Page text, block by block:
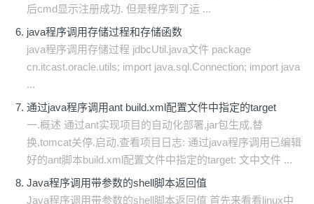
后cmd显示注册成功. 但是程序到了运 ...
java程序调用存储过程和存储函数
java程序调用存储过程 jdbcUtil.java文件 package
cn.itcast.oracle.utils; import java.sql.Connection; import java
...
通过java程序调用ant build.xml配置文件中指定的target
一.概述 通过ant实现项目的自动化部署,jar包生成,替
换,tomcat关停.启动,查看项目日志: 通过java程序调用已编辑
好的ant脚本build.xml配置文件中指定的target: 文中文件 ...
Java程序调用带参数的shell脚本返回值
Java程序调用带参数的shell脚本返回值 首先来看看linux中